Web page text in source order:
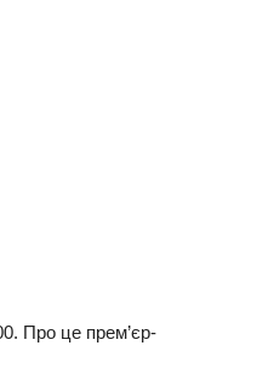
Про це прем’єр-